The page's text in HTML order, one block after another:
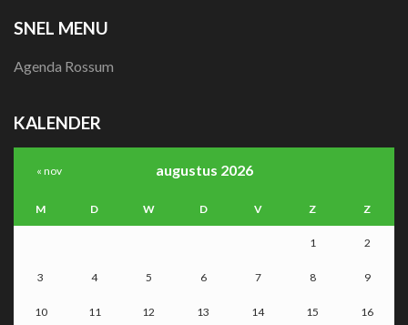
SNEL MENU
Agenda Rossum
KALENDER
augustus 2026
M D W D V Z Z
1 2
3 4 5 6 7 8 9
10 11 12 13 14 15 16
« nov